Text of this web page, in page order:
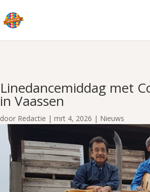
Linedancemiddag met
in Vaassen
door Redactie |mrt 4, 2026 | Nieuws